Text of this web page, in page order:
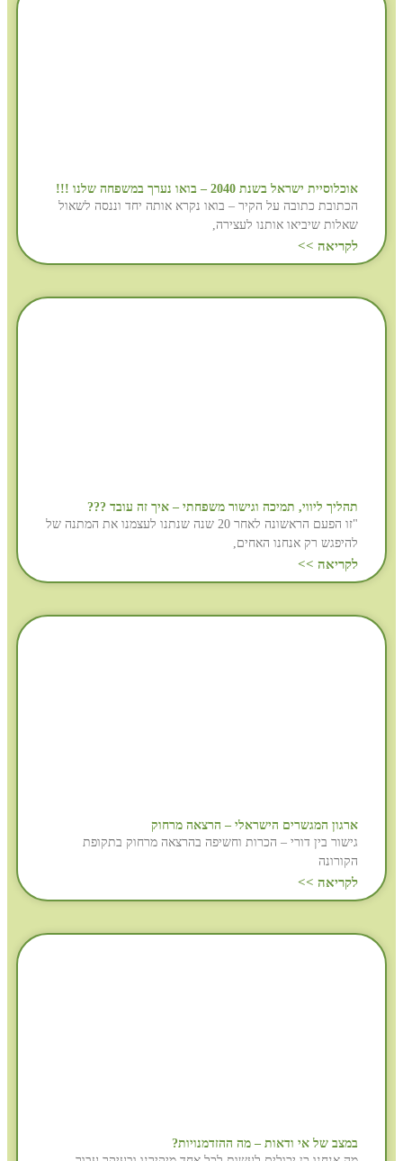
אוכלוסיית ישראל בשנת 2040 – בואו נערך במשפחה שלנו !!!
הכתובת כתובה על הקיר – בואו נקרא אותה יחד וננסה לשאול
שאלות שיביאו אותנו לעצירה,
לקריאה >>
תהליך ליווי, תמיכה וגישור משפחתי – איך זה עובד ???
"זו הפעם הראשונה לאחר 20 שנה שנתנו לעצמנו את המתנה של
להיפגש רק אנחנו האחים,
לקריאה >>
ארגון המגשרים הישראלי – הרצאה מרחוק
גישור בין דורי – הכרות וחשיפה בהרצאה מרחוק בתקופת
הקורונה
לקריאה >>
במצב של אי ודאות – מה ההזדמנויות?